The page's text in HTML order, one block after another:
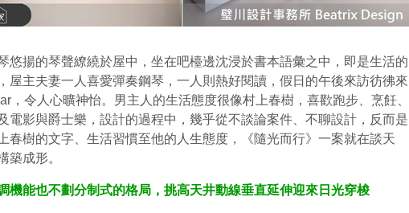
悠揚的琴聲繚繞於屋中，坐在吧檯邊沈浸於書本語彙之中，即是生活的
屋主夫妻一人喜愛彈奏鋼琴，一人則熱好閱讀，假日的午後來訪彷彿來
，令人心曠神怡。男主人的生活態度很像村上春樹，喜歡跑步、烹飪、
電影與爵士樂，設計的過程中，幾乎從不談論案件、不聊設計，反而是
春樹的文字、生活習慣至他的人生態度，《隨光而行》一案就在談天
築成形。
機能也不劃分制式的格局，挑高天井動線垂直延伸迎來日光穿梭